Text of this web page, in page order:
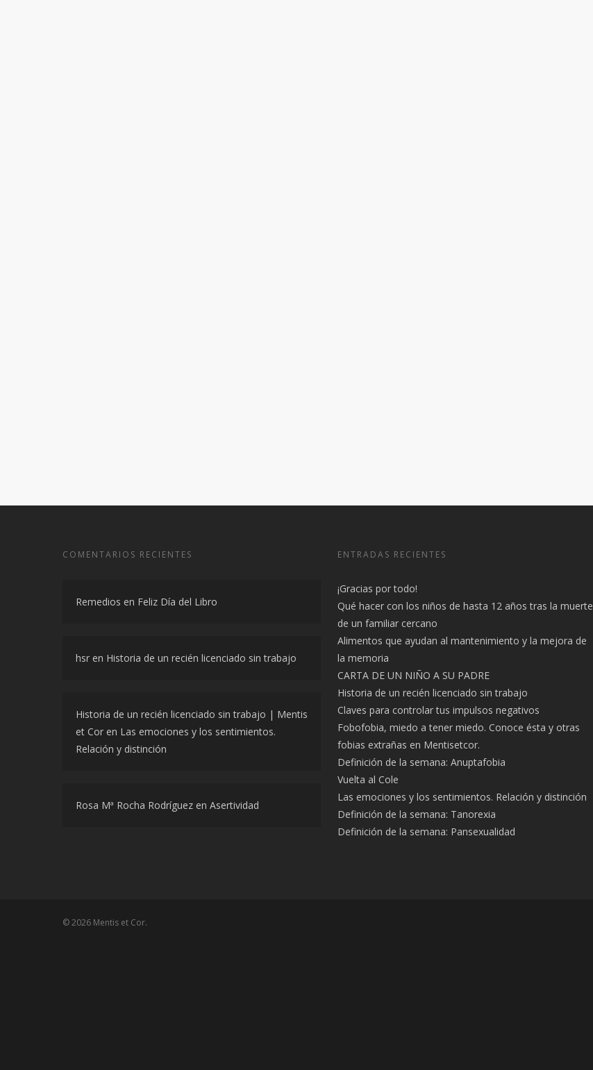
COMENTARIOS RECIENTES
Remedios en Feliz Día del Libro
hsr en Historia de un recién licenciado sin trabajo
Historia de un recién licenciado sin trabajo | Mentis
et Cor en Las emociones y los sentimientos.
Relación y distinción
Rosa Mª Rocha Rodríguez en Asertividad
ENTRADAS RECIENTES
¡Gracias por todo!
Qué hacer con los niños de hasta 12 años tras la muerte
de un familiar cercano
Alimentos que ayudan al mantenimiento y la mejora de
la memoria
CARTA DE UN NIÑO A SU PADRE
Historia de un recién licenciado sin trabajo
Claves para controlar tus impulsos negativos
Fobofobia, miedo a tener miedo. Conoce ésta y otras
fobias extrañas en Mentisetcor.
Definición de la semana: Anuptafobia
Vuelta al Cole
Las emociones y los sentimientos. Relación y distinción
Definición de la semana: Tanorexia
Definición de la semana: Pansexualidad
© 2026 Mentis et Cor.